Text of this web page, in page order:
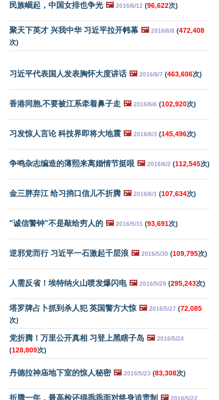
民族崛起，中国女排也争光 🖼️ 2016/6/12 (96,622次)
聚天下英才 兴我中华 习近平拉开帏幕 🖼️ 2016/6/8 (472,408
次)
习近平代表国人发表胸怀大度讲话 🖼️ 2016/6/7 (463,606次)
香港同胞,不要被江系牵着鼻子走 🖼️ 2016/6/6 (102,920次)
习发惊人言论 科技界即将大地震 🖼️ 2016/6/3 (145,496次)
争鸣杂志编造的薄熙来离婚情节挺哏 🖼️ 2016/6/2 (112,545次)
金三胖弃江 给习捎口信儿不折腾 🖼️ 2016/6/1 (107,634次)
"诚信警钟"不是敲给穷人的 🖼️ 2016/5/31 (93,691次)
逆邪党而行 习近平一石激起千层浪 🖼️ 2016/5/30 (109,795次)
人需反省！埃特纳火山喷发爆闪电 🖼️ 2016/5/29 (295,243次)
塔罗牌占卜抓到杀人犯 英国警方大惊 🖼️ 2016/5/27 (72,085
次)
党折腾！万里公开真相 习登上黑瞎子岛 🖼️ 2016/5/24
(128,809次)
丹德拉神庙地下室的惊人秘密 🖼️ 2016/5/23 (83,308次)
折腾一年，最高检还得乖乖面对终身追责制 🖼️ 2016/5/22